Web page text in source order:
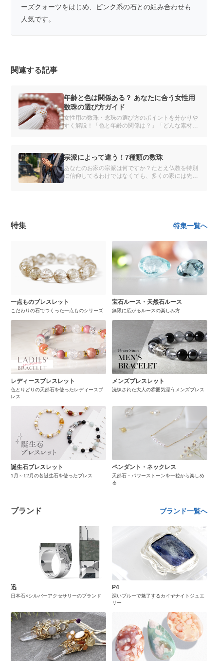
ーズクォーツをはじめ、ピンク系の石との組み合わせも
人気です。
関連する記事
年齢と色は関係ある？ あなたに合う女性用
数珠の選び方ガイド
女性用の数珠・念珠の選び方のポイントを分かりや
すく解説！「色と年齢の関係は？」「どんな素材を
ービスも。
宗派によって違う！7種類の数珠
あなたのお家の宗派は何ですか？たとえ仏教を特別
に信仰してるわけではなくても、多くの家には先祖
特集 特集一覧へ
一点ものブレスレット
こだわりの石でつくった一点ものシリーズ
宝石ルース・天然石ルース
無限に広がるルースの楽しみ方
レディースブレスレット
色とりどりの天然石を使ったレディースブ
レス
メンズブレスレット
洗練された大人の雰囲気漂うメンズブレス
誕生石ブレスレット
1月～12月の各誕生石を使ったブレス
ペンダント・ネックレス
天然石・パワーストーンを一粒から楽しめ
る
ブランド ブランド一覧へ
迅
日本石×シルバーアクセサリーのブランド
P4
深いブルーで魅了するカイヤナイトジュエ
リー